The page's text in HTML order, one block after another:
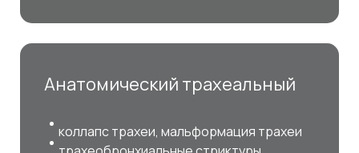
Анатомический трахеальный
коллапс трахеи, мальформация трахеи